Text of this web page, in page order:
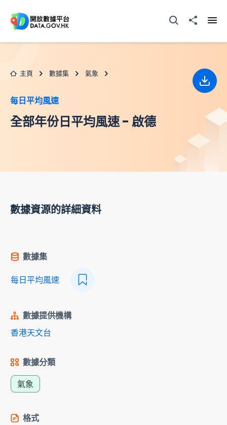
打開搜尋器分享至
主頁 數據集 氣象
每日平均風速
全部年份日平均風速 - 啟德
下載
數據資源的詳細資料
數據集
每日平均風速
數據提供機構
香港天文台
數據分類
氣象
格式